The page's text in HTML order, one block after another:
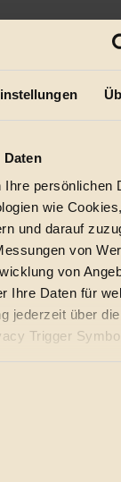
Ihre persönlichen
wie
und darauf
von
von
Ihre Daten für
jederzeit über
Trigger
bestimmten
Branche